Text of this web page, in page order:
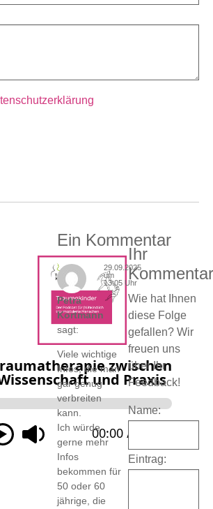
Ein Kommentar
Petra
Kortmann
sagt:
29.09.2025
um
13:05 Uhr
Viele wichtige
Infos, die man
gar genug
verbreiten
kann.
Ich würde
gerne mehr
Infos
bekommen für
50 oder 60
jährige, die
Ihr
Kommentar
Wie hat Ihnen
diese Folge
gefallen? Wir
freuen uns
über Ihr
Feedback!
Name:
Eintrag: